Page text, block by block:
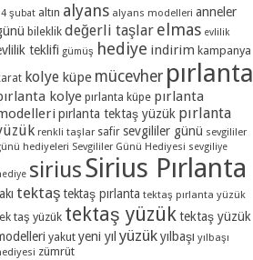
şubat altın alyans alyans modelleri anneler
bileklik değerli taşlar elmas evlilik
teklifi gümüş hediye indirim kampanya
kolye küpe mücevher pırlanta
kolye pırlanta küpe pırlanta
pırlanta tektaş yüzük pırlanta
renkli taşlar safir sevgililer günü sevgililer
hediyeleri Sevgililer Günü Hediyesi sevgiliye
siriusSirius Pırlanta
tektaş tektaş pırlanta tektaş pırlanta yüzük
taş yüzük tektaş yüzük tektaş yüzük
yakut yeni yıl yüzük yılbaşı yılbaşı
zümrüt